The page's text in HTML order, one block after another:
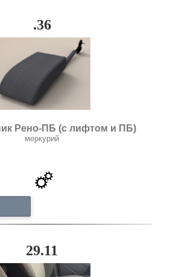
.36
Рено-ПБ (с лифтом и ПБ)
меркурий
29.11